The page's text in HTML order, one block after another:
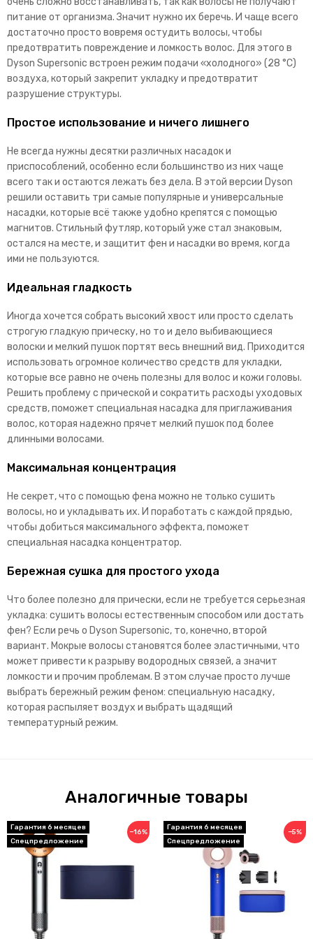
питание от организма. Значит нужно их беречь. И чаще всего
достаточно просто вовремя остудить волосы, чтобы
предотвратить повреждение и ломкость волос. Для этого в
Dyson Supersonic встроен режим подачи «холодного» (28 °C)
воздуха, который закрепит укладку и предотвратит
разрушение структуры.
Простое использование и ничего лишнего
Не всегда нужны десятки различных насадок и
приспособлений, особенно если большинство из них чаще
всего так и остаются лежать без дела. В этой версии Dyson
решили оставить три самые популярные и универсальные
насадки, которые всё также удобно крепятся с помощью
магнитов. Стильный футляр, который уже стал знаковым,
остался на месте, и защитит фен и насадки во время, когда
ими не пользуются.
Идеальная гладкость
Иногда хочется собрать высокий хвост или просто сделать
строгую гладкую прическу, но то и дело выбивающиеся
волоски и мелкий пушок портят весь внешний вид. Приходится
использовать огромное количество средств для укладки,
которые все равно не очень полезны для волос и кожи головы.
Решить проблему с прической и сократить расходы уходовых
средств, поможет специальная насадка для приглаживания
волос, которая надежно прячет мелкий пушок под более
длинными волосами.
Максимальная концентрация
Не секрет, что с помощью фена можно не только сушить
волосы, но и укладывать их. И поработать с каждой прядью,
чтобы добиться максимального эффекта, поможет
специальная насадка концентратор.
Бережная сушка для простого ухода
Что более полезно для прически, если не требуется серьезная
укладка: сушить волосы естественным способом или достать
фен? Если речь о Dyson Supersonic, то, конечно, второй
вариант. Мокрые волосы становятся более эластичными, что
может привести к разрыву водородных связей, а значит
ломкости и прочим проблемам. В этом случае просто лучше
выбрать бережный режим феном: специальную насадку,
которая распыляет воздух и выбрать щадящий
температурный режим.
Аналогичные товары
Гарантия 6 месяцев
Спецпредложение
−16%
Гарантия 6 месяцев
Спецпредложение
−5%